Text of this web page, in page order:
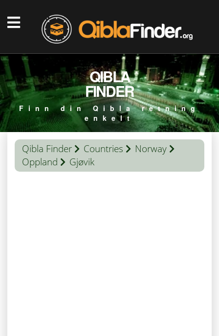
QIBLA
FINDER
Finn din Qibla retning
enkelt
Qibla Finder Countries
Norway
Oppland
Gjøvik